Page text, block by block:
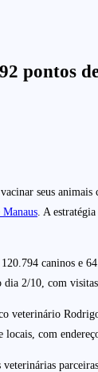
pontos
seus
. A
caninos e
2/10, com visitas
veterinário
com